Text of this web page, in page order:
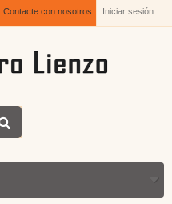
Iniciar sesión
Contacte con nosotros